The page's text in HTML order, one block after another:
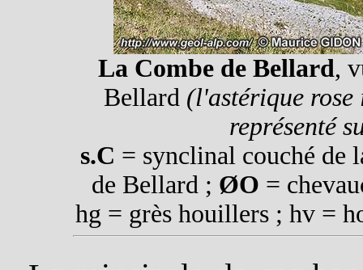
La Combe de Bellard,
Bellard (l'astérique
représenté
s.C = synclinal couché de
de Bellard ; ØO =
hg = grès houillers ; hv =